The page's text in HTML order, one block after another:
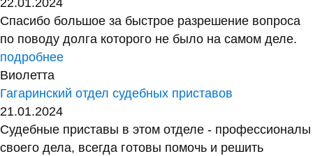
22.01.2024
Спасибо большое за быстрое разрешение вопроса
по поводу долга которого не было на самом деле.
подробнее
Виолетта
Гагаринский отдел судебных приставов
21.01.2024
Судебные приставы в этом отделе - профессионалы
своего дела, всегда готовы помочь и решить